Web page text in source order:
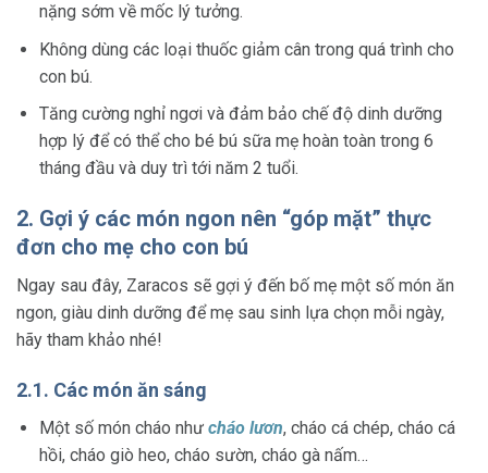
nặng sớm về mốc lý tưởng.
Không dùng các loại thuốc giảm cân trong quá trình cho
con bú.
Tăng cường nghỉ ngơi và đảm bảo chế độ dinh dưỡng
hợp lý để có thể cho bé bú sữa mẹ hoàn toàn trong 6
tháng đầu và duy trì tới năm 2 tuổi.
2. Gợi ý các món ngon nên “góp mặt” thực
đơn cho mẹ cho con bú
Ngay sau đây, Zaracos sẽ gợi ý đến bố mẹ một số món ăn
ngon, giàu dinh dưỡng để mẹ sau sinh lựa chọn mỗi ngày,
hãy tham khảo nhé!
2.1. Các món ăn sáng
Một số món cháo như cháo lươn, cháo cá chép, cháo cá
hồi, cháo giò heo, cháo sườn, cháo gà nấm…